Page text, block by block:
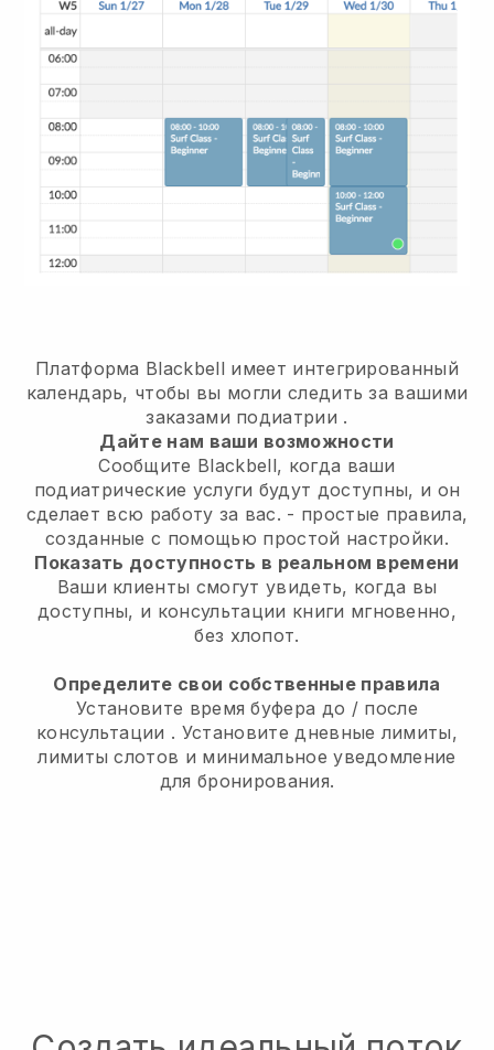
Платформа Blackbell имеет интегрированный
календарь, чтобы вы могли следить за вашими
заказами подиатрии .
Дайте нам ваши возможности
Сообщите Blackbell, когда ваши
подиатрические услуги будут доступны, и он
сделает всю работу за вас. - простые правила,
созданные с помощью простой настройки.
Показать доступность в реальном времени
Ваши клиенты смогут увидеть, когда вы
доступны, и консультации книги мгновенно,
без хлопот.
Определите свои собственные правила
Установите время буфера до / после
консультации . Установите дневные лимиты,
лимиты слотов и минимальное уведомление
для бронирования.